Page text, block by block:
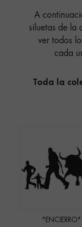
A
siluetas de la
ver todos
cada
Toda la
"ENCIERRO"